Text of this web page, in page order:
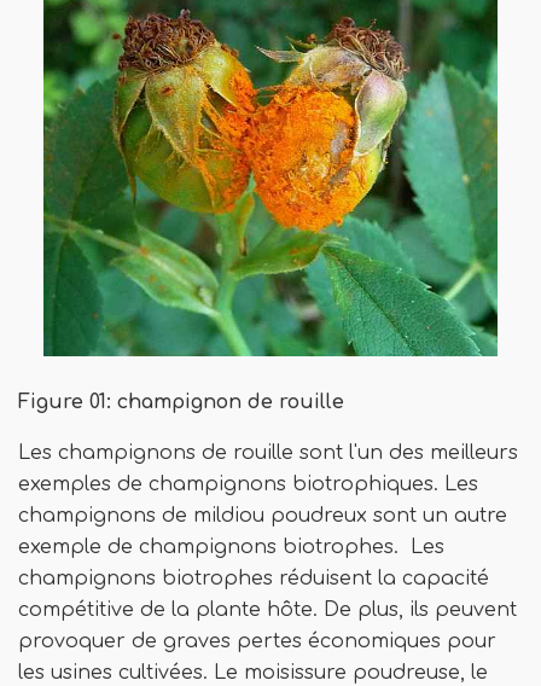
Figure 01: champignon de rouille
Les champignons de rouille sont l'un des meilleurs
exemples de champignons biotrophiques. Les
champignons de mildiou poudreux sont un autre
exemple de champignons biotrophes. Les
champignons biotrophes réduisent la capacité
compétitive de la plante hôte. De plus, ils peuvent
provoquer de graves pertes économiques pour
les usines cultivées. Le moisissure poudreuse, le